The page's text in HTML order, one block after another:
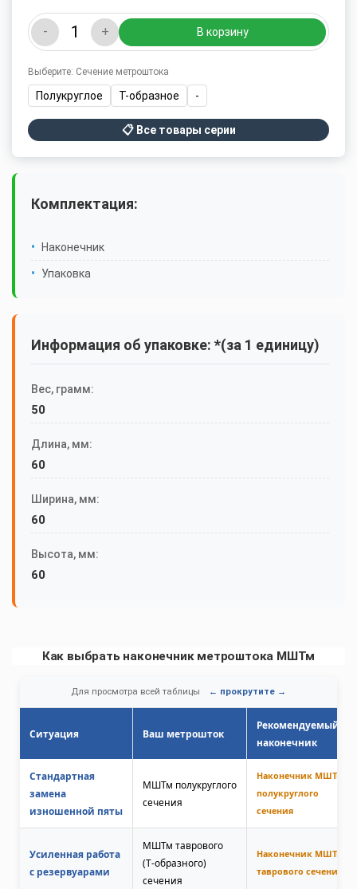
- + В корзину
Выберите: Сечение метроштока
Полукруглое Т-образное -
📋 Все товары серии
Комплектация:
Наконечник
Упаковка
Информация об упаковке: *(за 1 единицу)
Вес, грамм:
50
Длина, мм:
60
Ширина, мм:
60
Высота, мм:
60
Как выбрать наконечник метроштока МШТм
Для просмотра всей таблицы
Ситуация Ваш метрошток
Рекомендуемый
наконечник
Стандартная
замена
изношенной пяты
МШТм полукруглого
сечения
Наконечник МШТм
полукруглого
сечения
Усиленная работа
с резервуарами
МШТм таврового
(Т‑образного)
сечения
Наконечник МШТм
таврового сечения